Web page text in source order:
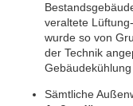
veraltete
wurde so von
der Technik
Gebäudekühlung
Sämtliche